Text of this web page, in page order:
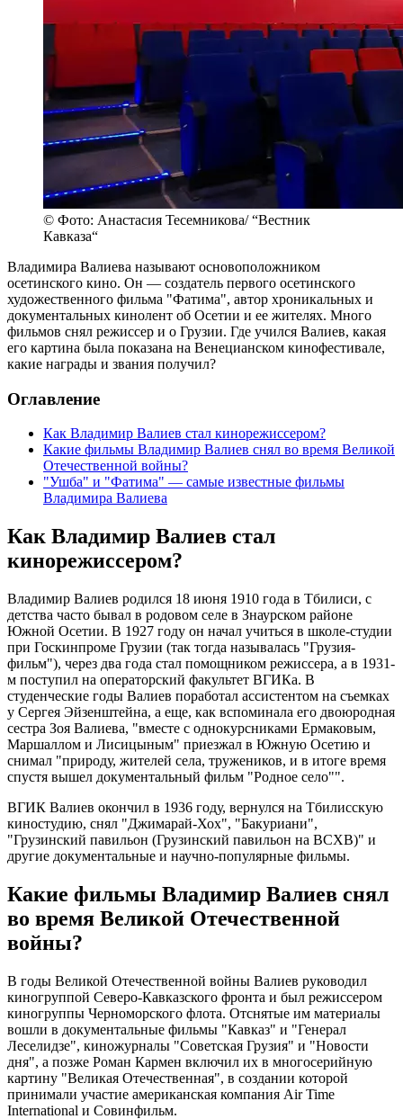
© Фото: Анастасия Тесемникова/ “Вестник
Кавказа“
Владимира Валиева называют основоположником
осетинского кино. Он — создатель первого осетинского
художественного фильма "Фатима", автор хроникальных и
документальных кинолент об Осетии и ее жителях. Много
фильмов снял режиссер и о Грузии. Где учился Валиев, какая
его картина была показана на Венецианском кинофестивале,
какие награды и звания получил?
Оглавление
Как Владимир Валиев стал кинорежиссером?
Какие фильмы Владимир Валиев снял во время Великой
Отечественной войны?
"Ушба" и "Фатима" — самые известные фильмы
Владимира Валиева
Как Владимир Валиев стал
кинорежиссером?
Владимир Валиев родился 18 июня 1910 года в Тбилиси, с
детства часто бывал в родовом селе в Знаурском районе
Южной Осетии. В 1927 году он начал учиться в школе-студии
при Госкинпроме Грузии (так тогда называлась "Грузия-
фильм"), через два года стал помощником режиссера, а в 1931-
м поступил на операторский факультет ВГИКа. В
студенческие годы Валиев поработал ассистентом на съемках
у Сергея Эйзенштейна, а еще, как вспоминала его двоюродная
сестра Зоя Валиева, "вместе с однокурсниками Ермаковым,
Маршаллом и Лисицыным" приезжал в Южную Осетию и
снимал "природу, жителей села, тружеников, и в итоге время
спустя вышел документальный фильм "Родное село"".
ВГИК Валиев окончил в 1936 году, вернулся на Тбилисскую
киностудию, снял "Джимарай-Хох", "Бакуриани",
"Грузинский павильон (Грузинский павильон на ВСХВ)" и
другие документальные и научно-популярные фильмы.
Какие фильмы Владимир Валиев снял
во время Великой Отечественной
войны?
В годы Великой Отечественной войны Валиев руководил
киногруппой Северо-Кавказского фронта и был режиссером
киногруппы Черноморского флота. Отснятые им материалы
вошли в документальные фильмы "Кавказ" и "Генерал
Леселидзе", киножурналы "Советская Грузия" и "Новости
дня", а позже Роман Кармен включил их в многосерийную
картину "Великая Отечественная", в создании которой
принимали участие американская компания Air Time
International и Совинфильм.